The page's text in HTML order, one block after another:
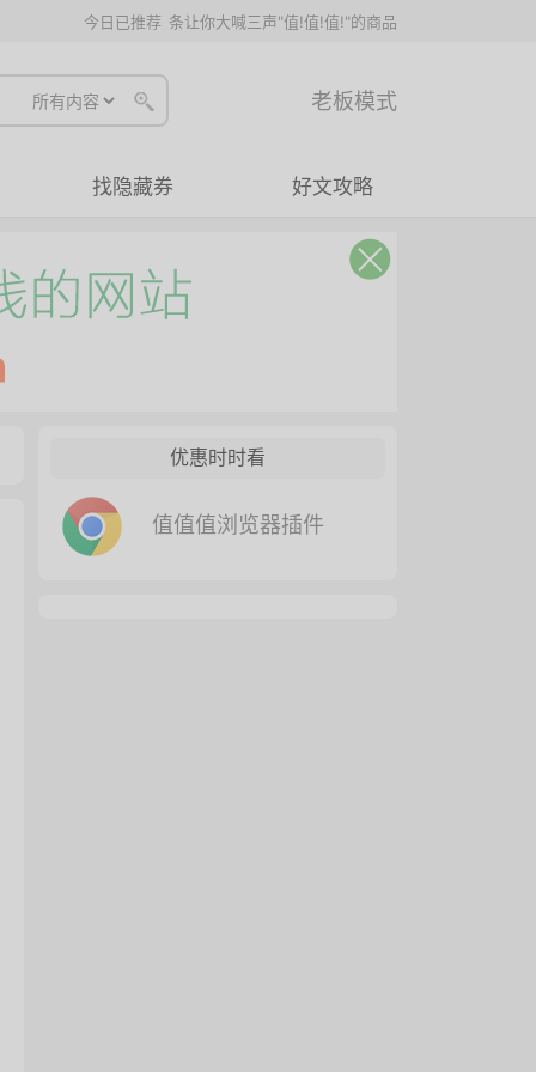
今日已推荐 条让你大喊三声"值!值!值!"的商品
老板模式
找隐藏券 好文攻略
优惠时时看
值值值浏览器插件